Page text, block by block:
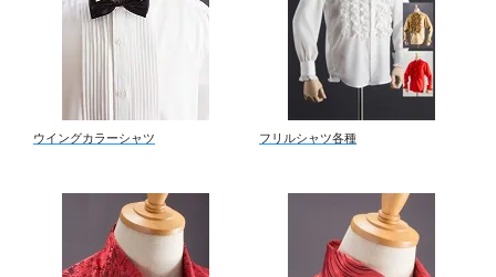
ウイングカラーシャツ フリルシャツ各種